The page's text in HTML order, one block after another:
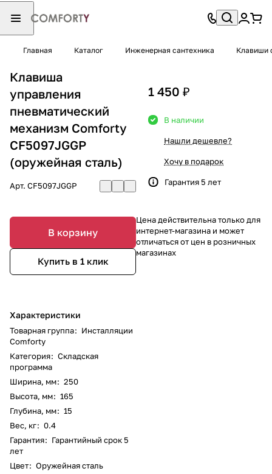
Главная Каталог Инженерная сантехника Клавиши
Клавиша
управления
пневматический
механизм Comforty
CF5097JGGP
(оружейная сталь)
Арт. CF5097JGGP
В корзину
Купить в 1 клик
Характеристики
Товарная группа: Инсталляции
Comforty
Категория: Складская
программа
Ширина, мм: 250
Высота, мм: 165
Глубина, мм: 15
Вес, кг: 0.4
Гарантия: Гарантийный срок 5
лет
Цвет: Оружейная сталь
1 450 ₽
В наличии
Нашли дешевле?
Хочу в подарок
Гарантия 5 лет
Цена действительна только для
интернет-магазина и может
отличаться от цен в розничных
магазинах